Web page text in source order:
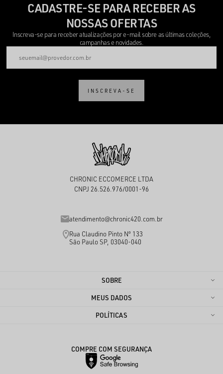
CADASTRE-SE PARA RECEBER AS
NOSSAS OFERTAS
Inscreva-se para receber atualizações por e-mail sobre as últimas coleções,
campanhas e novidades.
INSCREVA-SE
CHRONIC ECCOMERCE LTDA
CNPJ 26.526.976/0001-96
atendimento@chronic420.com.br
Rua Claudino Pinto Nº 133
São Paulo SP, 03040-040
SOBRE
MEUS DADOS
POLÍTICAS
COMPRE COM SEGURANÇA